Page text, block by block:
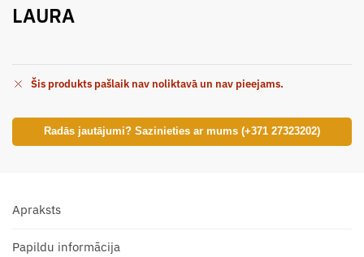
LAURA
Šis produkts pašlaik nav noliktavā un nav pieejams.
Radās jautājumi? Sazinieties ar mums (+371 27323202)
Apraksts
Papildu informācija